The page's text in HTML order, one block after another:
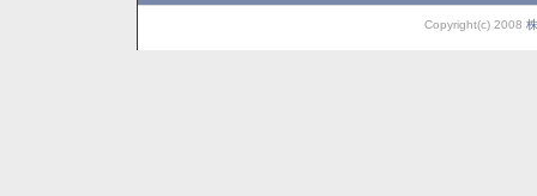
Copyright(c) 2008